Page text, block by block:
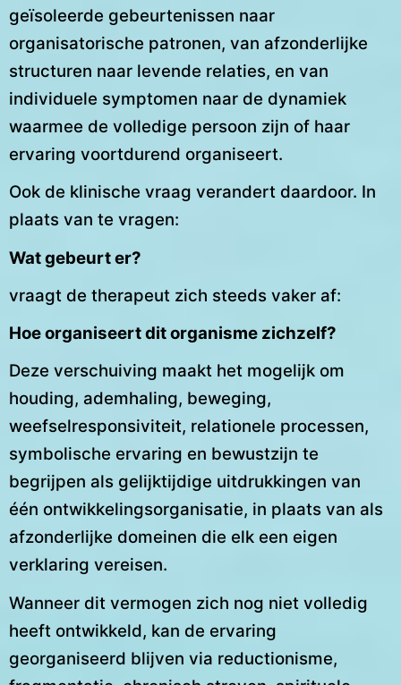
geïsoleerde gebeurtenissen naar
organisatorische patronen, van afzonderlijke
structuren naar levende relaties, en van
individuele symptomen naar de dynamiek
waarmee de volledige persoon zijn of haar
ervaring voortdurend organiseert.
Ook de klinische vraag verandert daardoor. In
plaats van te vragen:
Wat gebeurt er?
vraagt de therapeut zich steeds vaker af:
Hoe organiseert dit organisme zichzelf?
Deze verschuiving maakt het mogelijk om
houding, ademhaling, beweging,
weefselresponsiviteit, relationele processen,
symbolische ervaring en bewustzijn te
begrijpen als gelijktijdige uitdrukkingen van
één ontwikkelingsorganisatie, in plaats van als
afzonderlijke domeinen die elk een eigen
verklaring vereisen.
Wanneer dit vermogen zich nog niet volledig
heeft ontwikkeld, kan de ervaring
georganiseerd blijven via reductionisme,